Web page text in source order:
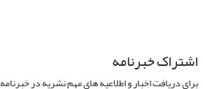
اشتراک خبرنامه
برای دریافت اخبار و اطلاعیه های مهم نشریه در خبرنامه